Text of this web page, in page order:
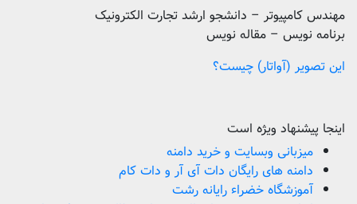
مهندس کامپیوتر – دانشجو ارشد تجارت الکترونیک
برنامه نویس – مقاله نویس
این تصویر (آواتار) چیست؟
اینجا پیشنهاد ویژه است
میزبانی وبسایت و خرید دامنه
دامنه های رایگان دات آی آر و دات کام
آموزشگاه خضراء رایانه رشت